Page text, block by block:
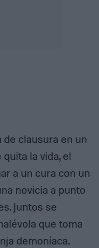
de clausura en un
la vida, el
a un cura con un
novicia a punto
Juntos se
que toma
demoníaca.